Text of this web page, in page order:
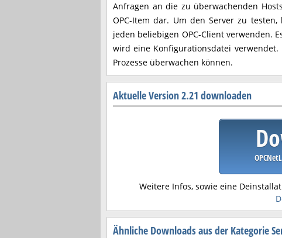
Anfragen an die zu überwachenden
OPC-Item dar. Um den Server zu
jeden beliebigen OPC-Client verwenden.
wird eine Konfigurationsdatei
Prozesse überwachen können.
Aktuelle Version 2.21 downloaden
Weitere Infos, sowie eine
Ähnliche Downloads aus der Kategorie